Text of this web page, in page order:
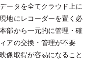
ータを全てクラウド上に
地にレコーダーを置く必
部から一元的に管理・確
アの交換・管理が不要
像取得が容易になること